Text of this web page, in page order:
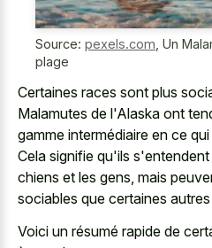
Source: pexels.com Un
plage
Certaines races sont plus
Malamutes de l'Alaska ont
gamme intermédiaire en ce
Cela signifie qu'ils
chiens et les gens, mais
sociables que certaines
Voici un résumé rapide de